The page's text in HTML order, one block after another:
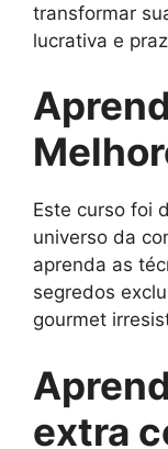
transformar
lucrativa e
Este curso foi
universo da
aprenda as
segredos
gourmet
extra